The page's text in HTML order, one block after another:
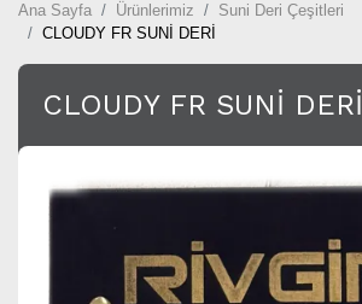
Ana Sayfa Ürünlerimiz
Suni Deri Çeşitleri
CLOUDY FR SUNİ DERİ
CLOUDY FR SUNİ DERİ